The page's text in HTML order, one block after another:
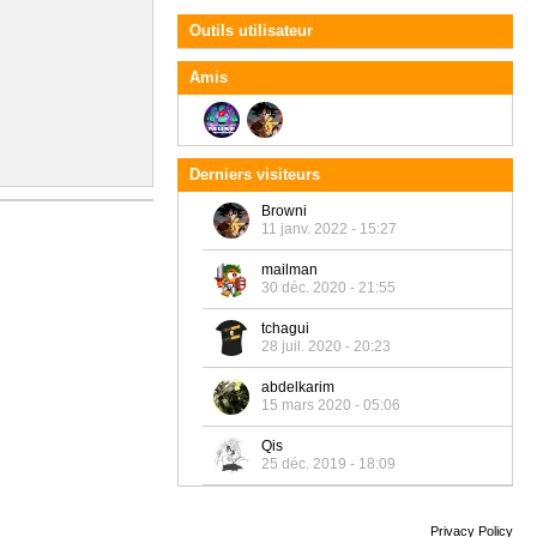
Outils utilisateur
Amis
Derniers visiteurs
Browni
11 janv. 2022 - 15:27
mailman
30 déc. 2020 - 21:55
tchagui
28 juil. 2020 - 20:23
abdelkarim
15 mars 2020 - 05:06
Qis
25 déc. 2019 - 18:09
Privacy Policy